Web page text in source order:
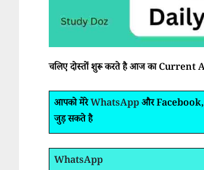
चलिए दोस्तों शुरू करते है आज का Current
आपको मेरेWhatsAppऔर Facebook,
जुड़ सकते है
WhatsApp